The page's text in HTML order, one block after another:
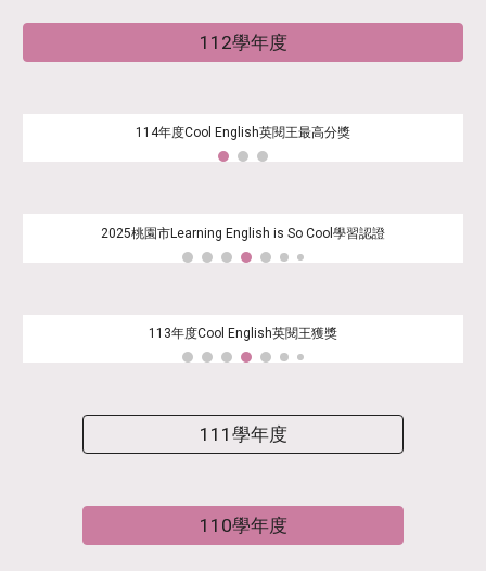
112學年度
114年度Cool English英閱王最高分獎
2025桃園市Learning English is So Cool學習認證
113年度Cool English英閱王獲獎
111學年度
110學年度